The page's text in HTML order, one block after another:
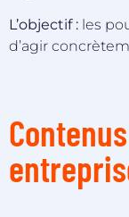
L’objectif : les
d’agir